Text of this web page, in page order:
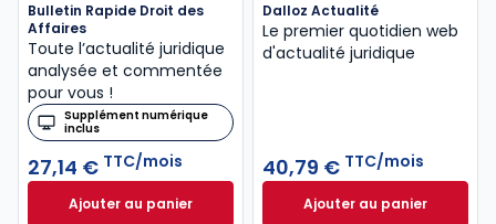
Bulletin Rapide Droit des
Affaires
Toute l’actualité juridique
analysée et commentée
pour vous !
Supplément numérique
inclus
27,14 € TTC/mois
Ajouter au panierBulletin Rapide Droit des Affaires à 27,14 €
Dalloz Actualité
Le premier quotidien web
d'actualité juridique
40,79 € TTC/mois
Ajouter au panier
Dalloz Actualité